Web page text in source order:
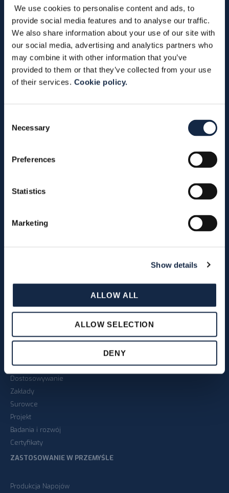
We use cookies to personalise content and ads, to
provide social media features and to analyse our traffic.
We also share information about your use of our site with
our social media, advertising and analytics partners who
may combine it with other information that you’ve
provided to them or that they’ve collected from your use
of their services. Cookie policy.
Selection
Necessary
Preferences
Statistics
Marketing
Show details
ALLOW ALL
ALLOW SELECTION
DENY
Prywatności dotyczącej
przetwarzania danych
za pośrednictwem poczty
Ludzie
Pełna współpraca
Partnerzy branży przemysłowej
PRODUKCJA
Jakość i niezawodność
Dostosowywanie
Zakłady
Surowce
Projekt
Badania i rozwój
Certyfikaty
ZASTOSOWANIE W PRZEMYŚLE
Produkcja Napojów